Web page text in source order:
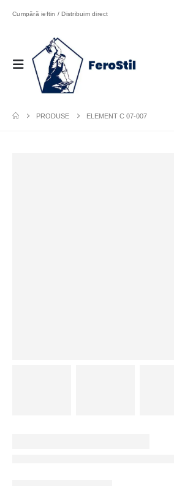
Cumpără ieftin / Distribuim direct
PRODUSE ELEMENT C 07-007